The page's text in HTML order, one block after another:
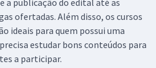
ofertadas. Além disso, os cursos
ideais para quem possui uma
estudar bons conteúdos para
a participar.